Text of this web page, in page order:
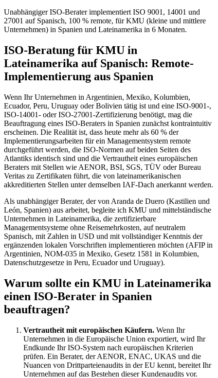
Unabhängiger ISO-Berater implementiert ISO 9001, 14001 und
27001 auf Spanisch, 100 % remote, für KMU (kleine und mittlere
Unternehmen) in Spanien und Lateinamerika in 6 Monaten.
ISO-Beratung für KMU in
Lateinamerika auf Spanisch: Remote-
Implementierung aus Spanien
Wenn Ihr Unternehmen in Argentinien, Mexiko, Kolumbien,
Ecuador, Peru, Uruguay oder Bolivien tätig ist und eine ISO-9001-,
ISO-14001- oder ISO-27001-Zertifizierung benötigt, mag die
Beauftragung eines ISO-Beraters in Spanien zunächst kontraintuitiv
erscheinen. Die Realität ist, dass heute mehr als 60 % der
Implementierungsarbeiten für ein Managementsystem remote
durchgeführt werden, die ISO-Normen auf beiden Seiten des
Atlantiks identisch sind und die Vertrautheit eines europäischen
Beraters mit Stellen wie AENOR, BSI, SGS, TÜV oder Bureau
Veritas zu Zertifikaten führt, die von lateinamerikanischen
akkreditierten Stellen unter demselben IAF-Dach anerkannt werden.
Als unabhängiger Berater, der von Aranda de Duero (Kastilien und
León, Spanien) aus arbeitet, begleite ich KMU und mittelständische
Unternehmen in Lateinamerika, die zertifizierbare
Managementsysteme ohne Reisemehrkosten, auf neutralem
Spanisch, mit Zahlen in USD und mit vollständiger Kenntnis der
ergänzenden lokalen Vorschriften implementieren möchten (AFIP in
Argentinien, NOM-035 in Mexiko, Gesetz 1581 in Kolumbien,
Datenschutzgesetze in Peru, Ecuador und Uruguay).
Warum sollte ein KMU in Lateinamerika
einen ISO-Berater in Spanien
beauftragen?
Vertrautheit mit europäischen Käufern. Wenn Ihr
Unternehmen in die Europäische Union exportiert, wird Ihr
Endkunde Ihr ISO-System nach europäischen Kriterien
prüfen. Ein Berater, der AENOR, ENAC, UKAS und die
Nuancen von Drittparteienaudits in der EU kennt, bereitet Ihr
Unternehmen auf das Bestehen dieser Kundenaudits vor.